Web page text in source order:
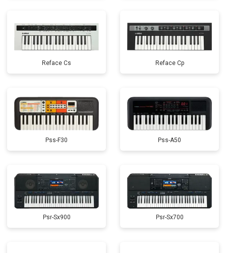
Reface Cs Reface Cp
Pss-F30 Pss-A50
Psr-Sx900 Psr-Sx700